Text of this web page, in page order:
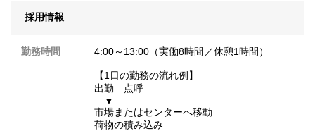
採用情報
勤務時間 4:00～13:00（実働8時間／休憩1時間）
【1日の勤務の流れ例】
出勤 点呼
▼
市場またはセンターへ移動
荷物の積み込み